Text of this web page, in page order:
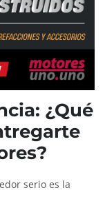
¿Qué
serio es la